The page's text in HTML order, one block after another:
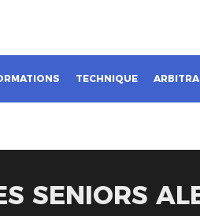
TECHNIQUE
SENIORS